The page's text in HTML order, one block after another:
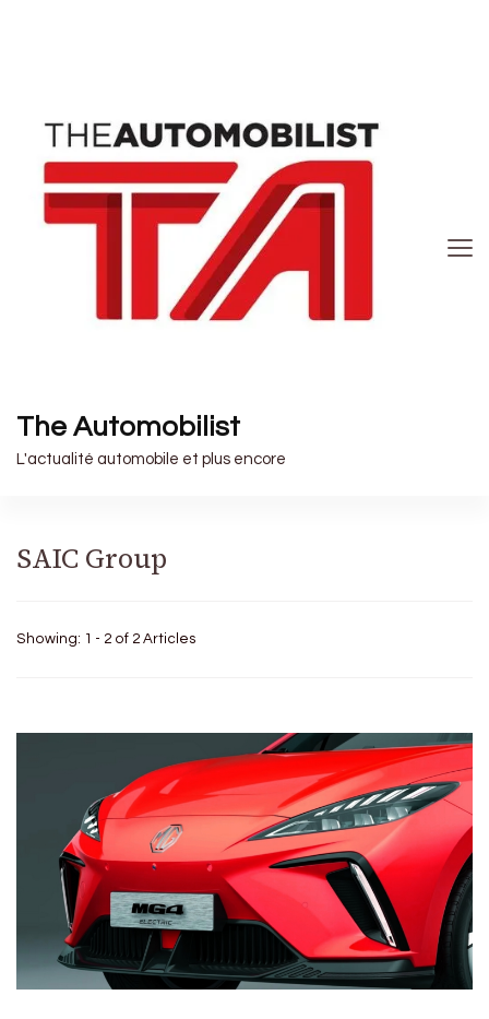
The Automobilist
L'actualité automobile et plus encore
SAIC Group
Showing: 1 - 2 of 2 Articles